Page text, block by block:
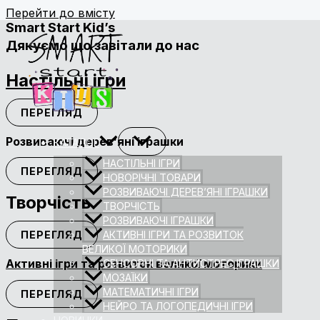
Перейти до вмісту
КАТАЛОГ
НАСТІЛЬНІ ІГРИ
НОВОРІЧНІ ТОВАРИ
РОЗВИВАЮЧІ ДЕРЕВ’ЯНІ ІГРАШКИ
ТВОРЧІСТЬ
РОЗВИВАЮЧІ ІГРАШКИ
АКТИВНІ ІГРИ ТА РОЗВИТОК
ВЕЛИКОЇ МОТОРИКИ
СЕНСОРНІ ТА АНТИСТРЕС ІГРАШКИ
МОЗАЇКИ
МАТЕМАТИЧНІ ІГРИ
НЕЙРО ТА ЛОГОПЕДИЧНІ ІГРИ
Smart Start Kid’s
Дякуємо що завітали до нас
Настільні ігри
ПЕРЕГЛЯД
Розвиваючі дерев’яні іграшки
ПЕРЕГЛЯД
Творчість
ПЕРЕГЛЯД
Активні ігри та розвиток великої моторики
ПЕРЕГЛЯД